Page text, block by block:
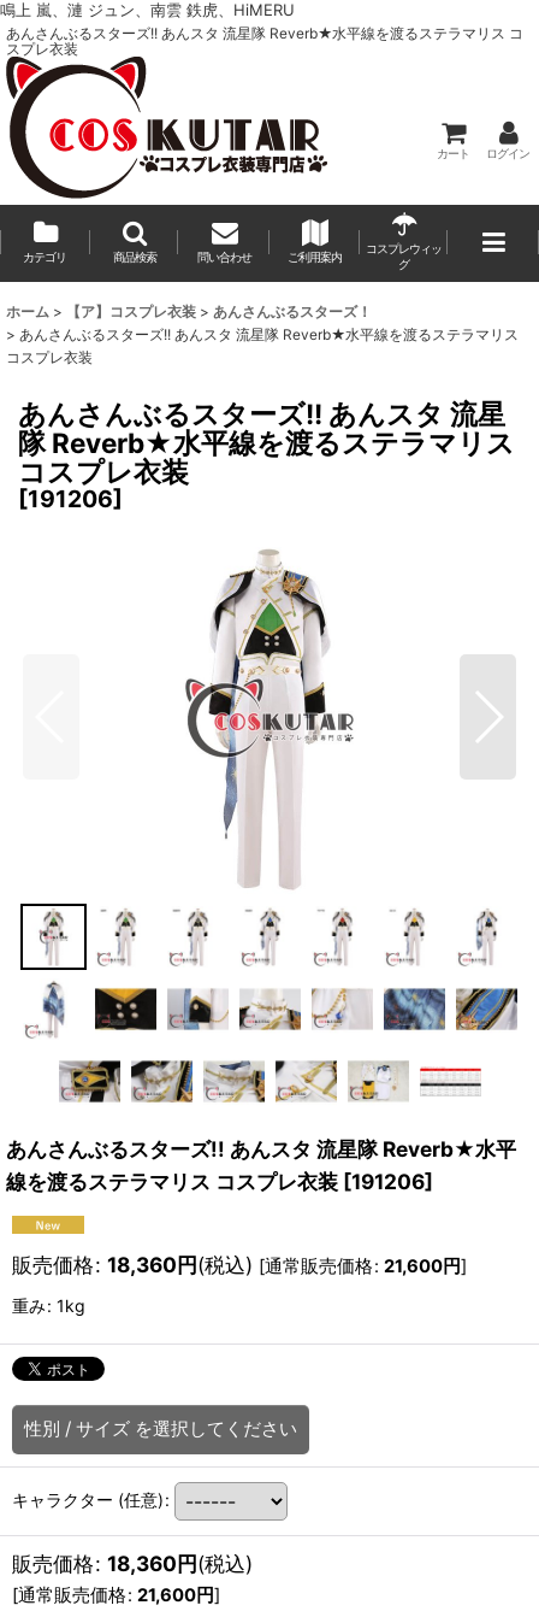
鳴上 嵐、漣 ジュン、南雲 鉄虎、HiMERU
あんさんぶるスターズ!! あんスタ 流星隊 Reverb★水平線を渡るステラマリス コ
スプレ衣装
カート ログイン
カテゴリ 商品検索 問い合わせ ご利用案内
コスプレウィッ
グ
ホーム > 【ア】コスプレ衣装 > あんさんぶるスターズ！
> あんさんぶるスターズ!! あんスタ 流星隊 Reverb★水平線を渡るステラマリス
コスプレ衣装
あんさんぶるスターズ!! あんスタ 流星
隊 Reverb★水平線を渡るステラマリス
コスプレ衣装
[191206]
あんさんぶるスターズ!! あんスタ 流星隊 Reverb★水平
線を渡るステラマリス コスプレ衣装 [191206]
販売価格: 18,360円(税込) [通常販売価格: 21,600円]
重み: 1kg
性別 / サイズ を選択してください
キャラクター (任意):
販売価格: 18,360円(税込)
[通常販売価格: 21,600円]